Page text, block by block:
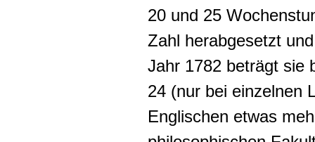
20 und 25
Zahl herabgesetzt
Jahr 1782 beträgt sie
24 (nur bei einzelnen
Englischen etwas